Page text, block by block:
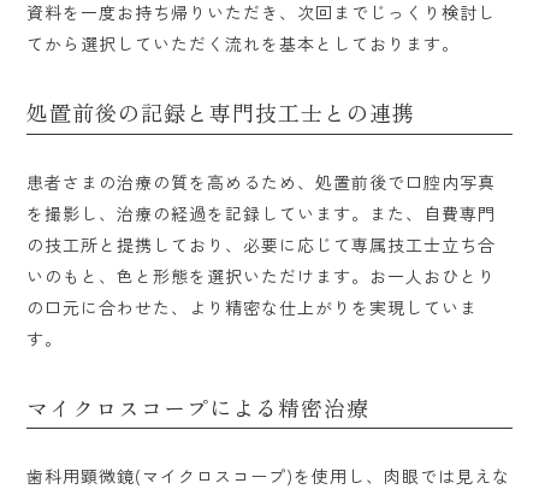
資料を一度お持ち帰りいただき、次回までじっくり検討し
てから選択していただく流れを基本としております。
処置前後の記録と専門技工士との連携
患者さまの治療の質を高めるため、処置前後で口腔内写真
を撮影し、治療の経過を記録しています。また、自費専門
の技工所と提携しており、必要に応じて専属技工士立ち合
いのもと、色と形態を選択いただけます。お一人おひとり
の口元に合わせた、より精密な仕上がりを実現していま
す。
マイクロスコープによる精密治療
歯科用顕微鏡(マイクロスコープ)を使用し、肉眼では見えな